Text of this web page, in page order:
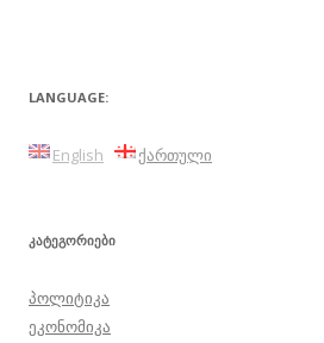
LANGUAGE:
English ქართული
ᲙᲐᲢᲔᲒᲝᲠᲘᲔᲑᲘ
პოლიტიკა
ეკონომიკა